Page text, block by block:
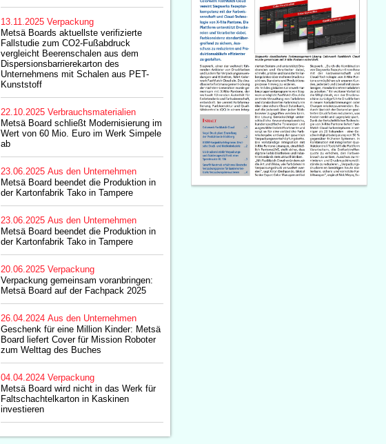
13.11.2025 Verpackung
Metsä Boards aktuellste verifizierte
Fallstudie zum CO2-Fußabdruck
vergleicht Beerenschalen aus dem
Dispersionsbarrierekarton des
Unternehmens mit Schalen aus PET-
Kunststoff
22.10.2025 Verbrauchsmaterialien
Metsä Board schließt Modernisierung im
Wert von 60 Mio. Euro im Werk Simpele
ab
23.06.2025 Aus den Unternehmen
Metsä Board beendet die Produktion in
der Kartonfabrik Tako in Tampere
23.06.2025 Aus den Unternehmen
Metsä Board beendet die Produktion in
der Kartonfabrik Tako in Tampere
20.06.2025 Verpackung
Verpackung gemeinsam voranbringen:
Metsä Board auf der Fachpack 2025
26.04.2024 Aus den Unternehmen
Geschenk für eine Million Kinder: Metsä
Board liefert Cover für Mission Roboter
zum Welttag des Buches
04.04.2024 Verpackung
Metsä Board wird nicht in das Werk für
Faltschachtelkarton in Kaskinen
investieren